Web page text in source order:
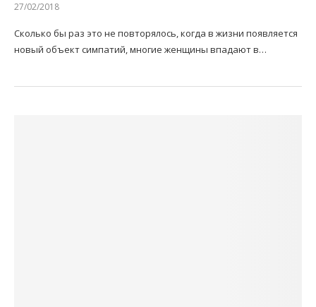
27/02/2018
Сколько бы раз это не повторялось, когда в жизни появляется
новый объект симпатий, многие женщины впадают в…